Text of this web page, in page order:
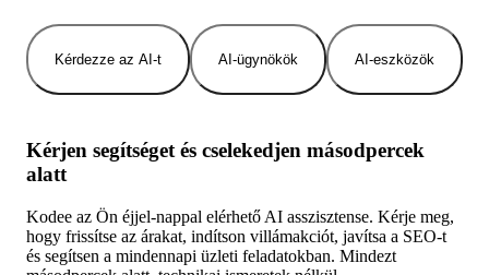
Kérdezze az AI-t AI-ügynökök AI-eszközök
Kérjen segítséget és cselekedjen másodpercek
alatt
Kodee az Ön éjjel-nappal elérhető AI asszisztense. Kérje meg,
hogy frissítse az árakat, indítson villámakciót, javítsa a SEO-t
és segítsen a mindennapi üzleti feladatokban. Mindezt